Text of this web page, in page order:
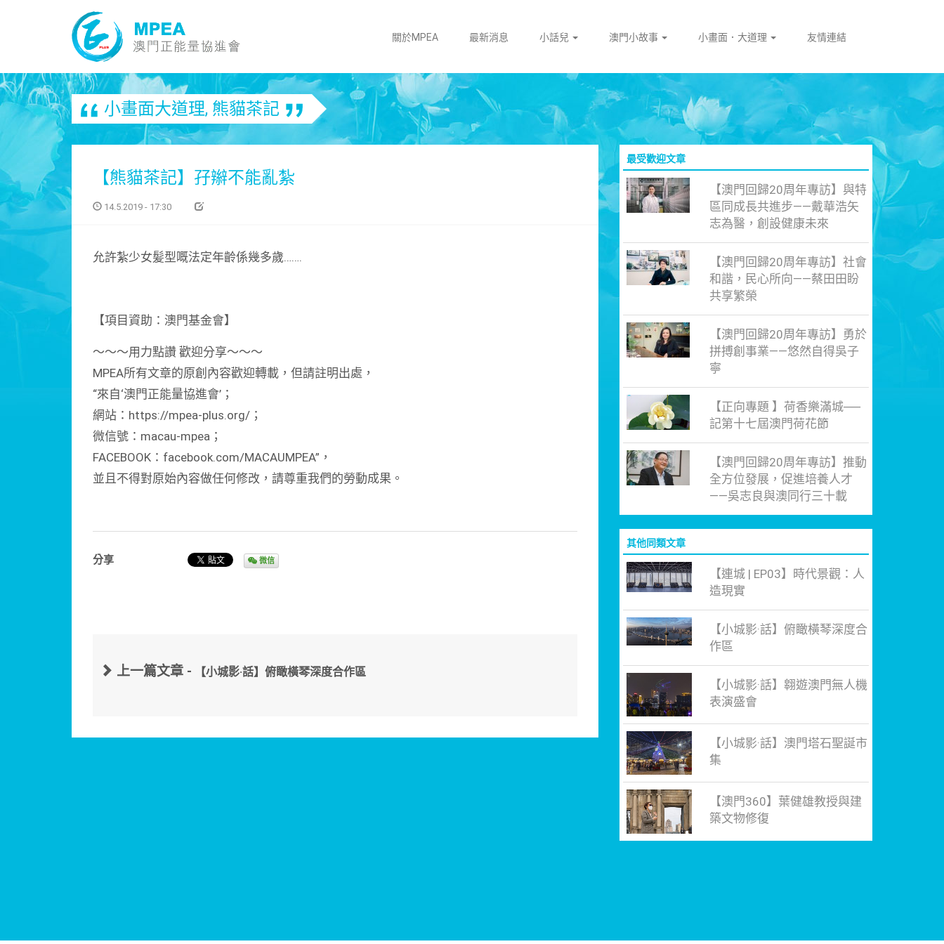
關於MPEA 最新消息 小話兒 澳門小故事 小畫面．大道理 友情連結
小畫面大道理, 熊貓茶記
【熊貓茶記】孖辮不能亂紮
14.5.2019 - 17:30
允許紮少女髪型嘅法定年齡係幾多歲…….
【項目資助：澳門基金會】
～～～用力點讚 歡迎分享～～～
MPEA所有文章的原創內容歡迎轉載，但請註明出處，
“來自‘澳門正能量協進會’；
網站：https://mpea-plus.org/；
微信號：macau-mpea；
FACEBOOK：facebook.com/MACAUMPEA”，
並且不得對原始內容做任何修改，請尊重我們的勞動成果。
分享 微信
上一篇文章 - 【小城影·話】俯瞰橫琴深度合作區
最受歡迎文章
【澳門回歸20周年專訪】與特
區同成長共進步——戴華浩矢
志為醫，創設健康未來
【澳門回歸20周年專訪】社會
和諧，民心所向——蔡田田盼
共享繁榮
【澳門回歸20周年專訪】勇於
拼搏創事業——悠然自得吳子
寧
【正向專題 】荷香樂滿城──
記第十七屆澳門荷花節
【澳門回歸20周年專訪】推動
全方位發展，促進培養人才
——吳志良與澳同行三十載
其他同類文章
【連城 | EP03】時代景觀：人
造現實
【小城影·話】俯瞰橫琴深度合
作區
【小城影·話】翱遊澳門無人機
表演盛會
【小城影·話】澳門塔石聖誕市
集
【澳門360】葉健雄教授與建
築文物修復